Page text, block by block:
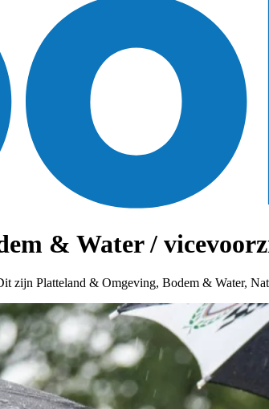
& Water /
zijn Platteland & Omgeving, Bodem & Water,